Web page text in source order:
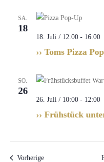
SA.
18
›› Toms Pizza
18. Juli / 12:00- 16:00
SO.
26
›› Frühstück
26. Juli / 10:00- 12:00
VorherigeVeranstaltungen